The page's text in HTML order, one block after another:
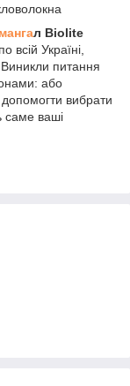
мангал Biolite
всій Україні,
питання
або
допомогти вибрати
саме ваші